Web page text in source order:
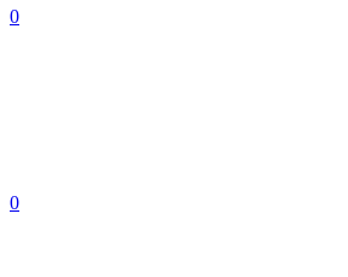
0
0